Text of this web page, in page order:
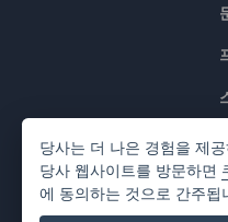
당사는 더 나은 경험을 제
당사 웹사이트를 방문하면
에 동의하는 것으로 간주됩